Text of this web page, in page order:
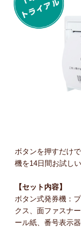
ボタンを押すだけ
機を14日間お試し
【セット内容】
ボタン式発券機：
クス、面ファスナ
ール紙、番号表示器